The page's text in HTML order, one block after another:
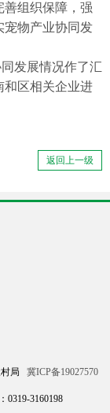
善组织保障，强
宠物产业协同发
发展情况作了汇
和区相关企业进
返回上一级
村局 冀ICP备19027570
0319-3160198